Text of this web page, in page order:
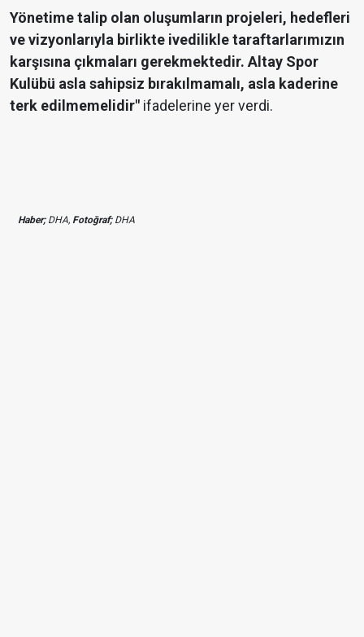
Yönetime talip olan oluşumların projeleri, hedefleri
ve vizyonlarıyla birlikte ivedilikle taraftarlarımızın
karşısına çıkmaları gerekmektedir. Altay Spor
Kulübü asla sahipsiz bırakılmamalı, asla kaderine
terk edilmemelidir" ifadelerine yer verdi.
Haber;DHA, Fotoğraf;DHA